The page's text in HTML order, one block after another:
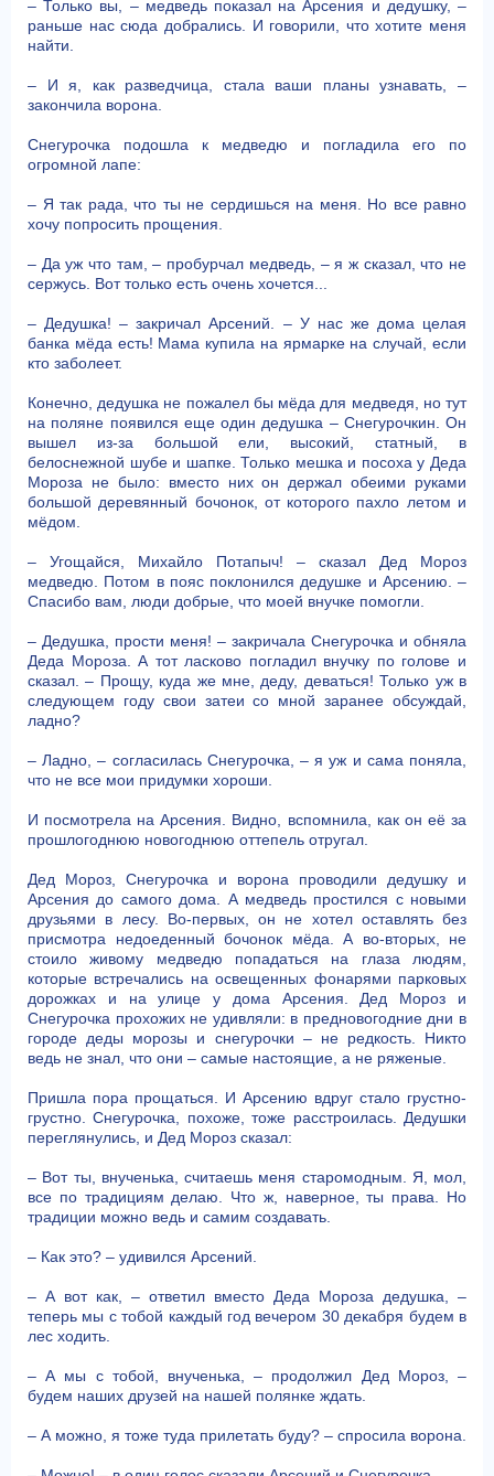
– Только вы, – медведь показал на Арсения и дедушку, –
раньше нас сюда добрались. И говорили, что хотите меня
найти.
– И я, как разведчица, стала ваши планы узнавать, –
закончила ворона.
Снегурочка подошла к медведю и погладила его по
огромной лапе:
– Я так рада, что ты не сердишься на меня. Но все равно
хочу попросить прощения.
– Да уж что там, – пробурчал медведь, – я ж сказал, что не
сержусь. Вот только есть очень хочется...
– Дедушка! – закричал Арсений. – У нас же дома целая
банка мёда есть! Мама купила на ярмарке на случай, если
кто заболеет.
Конечно, дедушка не пожалел бы мёда для медведя, но тут
на поляне появился еще один дедушка – Снегурочкин. Он
вышел из-за большой ели, высокий, статный, в
белоснежной шубе и шапке. Только мешка и посоха у Деда
Мороза не было: вместо них он держал обеими руками
большой деревянный бочонок, от которого пахло летом и
мёдом.
– Угощайся, Михайло Потапыч! – сказал Дед Мороз
медведю. Потом в пояс поклонился дедушке и Арсению. –
Спасибо вам, люди добрые, что моей внучке помогли.
– Дедушка, прости меня! – закричала Снегурочка и обняла
Деда Мороза. А тот ласково погладил внучку по голове и
сказал. – Прощу, куда же мне, деду, деваться! Только уж в
следующем году свои затеи со мной заранее обсуждай,
ладно?
– Ладно, – согласилась Снегурочка, – я уж и сама поняла,
что не все мои придумки хороши.
И посмотрела на Арсения. Видно, вспомнила, как он её за
прошлогоднюю новогоднюю оттепель отругал.
Дед Мороз, Снегурочка и ворона проводили дедушку и
Арсения до самого дома. А медведь простился с новыми
друзьями в лесу. Во-первых, он не хотел оставлять без
присмотра недоеденный бочонок мёда. А во-вторых, не
стоило живому медведю попадаться на глаза людям,
которые встречались на освещенных фонарями парковых
дорожках и на улице у дома Арсения. Дед Мороз и
Снегурочка прохожих не удивляли: в предновогодние дни в
городе деды морозы и снегурочки – не редкость. Никто
ведь не знал, что они – самые настоящие, а не ряженые.
Пришла пора прощаться. И Арсению вдруг стало грустно-
грустно. Снегурочка, похоже, тоже расстроилась. Дедушки
переглянулись, и Дед Мороз сказал:
– Вот ты, внученька, считаешь меня старомодным. Я, мол,
все по традициям делаю. Что ж, наверное, ты права. Но
традиции можно ведь и самим создавать.
– Как это? – удивился Арсений.
– А вот как, – ответил вместо Деда Мороза дедушка, –
теперь мы с тобой каждый год вечером 30 декабря будем в
лес ходить.
– А мы с тобой, внученька, – продолжил Дед Мороз, –
будем наших друзей на нашей полянке ждать.
– А можно, я тоже туда прилетать буду? – спросила ворона.